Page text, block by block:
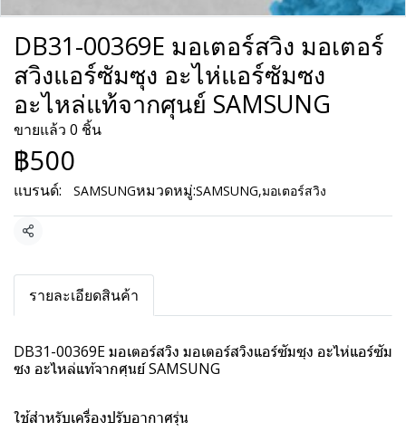
DB31-00369E มอเตอร์สวิง มอเตอร์
สวิงแอร์ซัมซุง อะไห่แอร์ซัมซง
อะไหล่แท้จากศุนย์ SAMSUNG
ขายแล้ว 0 ชิ้น
฿500
แบรนด์: SAMSUNGหมวดหมู่:SAMSUNG,มอเตอร์สวิง
แชร์
รายละเอียดสินค้า
DB31-00369E มอเตอร์สวิง มอเตอร์สวิงแอร์ซัมซุง อะไห่แอร์ซัม
ซง อะไหล่แท้จากศุนย์ SAMSUNG
ใช้สำหรับเครื่องปรับอากาศรุ่น